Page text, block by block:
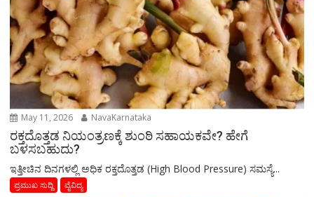
May 11, 2026 NavaKarnataka
ರಕ್ತದೊತ್ತಡ ನಿಯಂತ್ರಣಕ್ಕೆ ಶುಂಠಿ ಸಹಾಯಕವೇ? ಹೇಗೆ
ಬಳಸಬಹುದು?
ಇತ್ತೀಚಿನ ದಿನಗಳಲ್ಲಿ ಅಧಿಕ ರಕ್ತದೊತ್ತಡ (High Blood Pressure) ಸಮಸ್ಯೆ...
ಪ್ರಮುಖ ಸುದ್ದಿ ವೈವಿದ್ಯ